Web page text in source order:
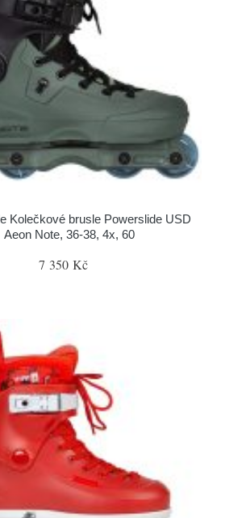
Kolečkové brusle Powerslide USD
Aeon Note, 36-38, 4x, 60
7 350 Kč